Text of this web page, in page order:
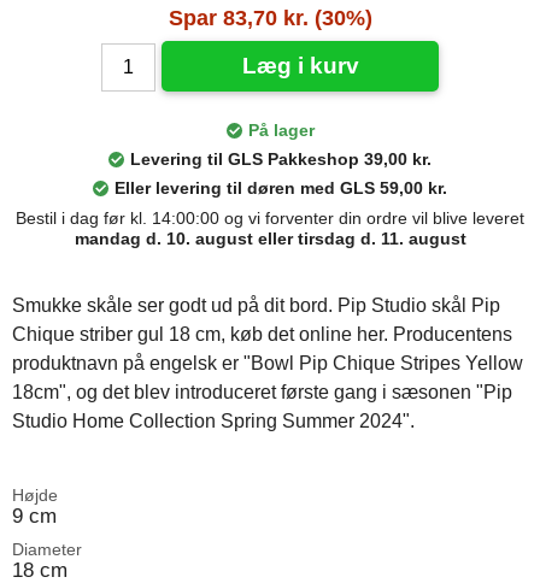
Spar 83,70 kr. (30%)
Læg i kurv
På lager
Levering til GLS Pakkeshop 39,00 kr.
Eller levering til døren med GLS 59,00 kr.
Bestil i dag før kl. 14:00:00 og vi forventer din ordre vil blive leveret
mandag d. 10. august eller tirsdag d. 11. august
Smukke skåle ser godt ud på dit bord. Pip Studio skål Pip
Chique striber gul 18 cm, køb det online her. Producentens
produktnavn på engelsk er "Bowl Pip Chique Stripes Yellow
18cm", og det blev introduceret første gang i sæsonen "Pip
Studio Home Collection Spring Summer 2024".
Højde
9 cm
Diameter
18 cm